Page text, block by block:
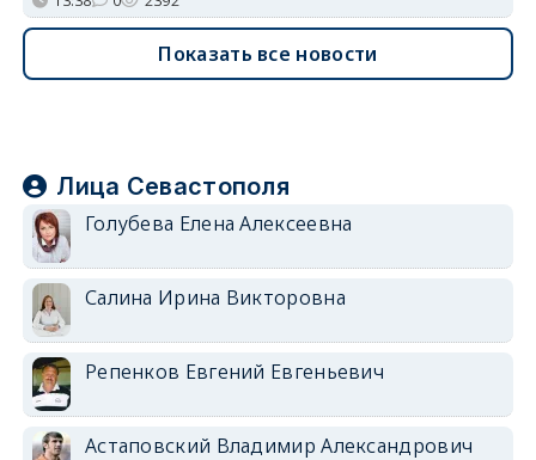
Показать все новости
Лица Севастополя
Голубева Елена Алексеевна
Салина Ирина Викторовна
Репенков Евгений Евгеньевич
Астаповский Владимир Александрович